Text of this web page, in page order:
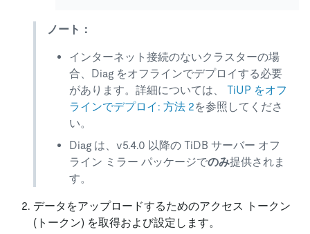
ノート：
インターネット接続のないクラスターの場
合、Diag をオフラインでデプロイする必要
があります。詳細については、 TiUP をオフ
ラインでデプロイ: 方法 2を参照してくださ
い。
Diag は、v5.4.0 以降の TiDB サーバー オフ
ライン ミラー パッケージでのみ提供されま
す。
データをアップロードするためのアクセス トークン
(トークン) を取得および設定します。